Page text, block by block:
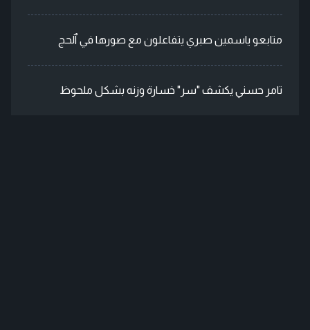
متابعو ياسمين صبري يتفاعلون مع صورها في ٱلحج
تامر حسني يكشف "سر" خسارة وزنه بشكل ملحوظ